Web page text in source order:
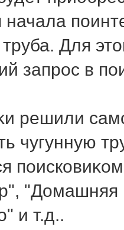
Для
запрос в
решили
чугунную
"Домашняя
и т.д..